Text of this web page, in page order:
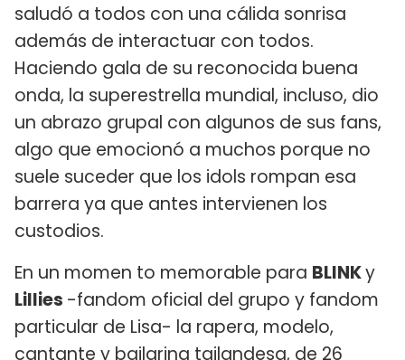
saludó a todos con una cálida sonrisa
además de interactuar con todos.
Haciendo gala de su reconocida buena
onda, la superestrella mundial, incluso, dio
un abrazo grupal con algunos de sus fans,
algo que emocionó a muchos porque no
suele suceder que los idols rompan esa
barrera ya que antes intervienen los
custodios.
En un momen to memorable para BLINKy
Lillies -fandom oficial del grupo y fandom
particular de Lisa- la rapera, modelo,
cantante y bailarina tailandesa, de 26